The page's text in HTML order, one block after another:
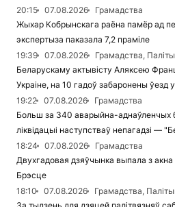
20:15
07.08.2026
Грамадства
Жыхар Кобрынскага раёна памёр ад
экспертыза паказала 7,2 праміле
19:39
07.08.2026
Грамадства,
Беларускаму актывісту Аляксею
Украіне, на 10 гадоў забаронены ўезд
19:22
07.08.2026
Грамадства
Больш за 340 аварыйна-аднаўленчых
ліквідацыі наступстваў непагадзі —
18:24
07.08.2026
Грамадства
Двухгадовая дзяўчынка выпала з
Брэсце
18:10
07.08.2026
Грамадства,